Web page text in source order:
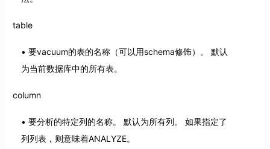
table
要vacuum的表的名称（可以用schema修饰）。 默认
为当前数据库中的所有表。
column
要分析的特定列的名称。 默认为所有列。 如果指定了
列列表，则意味着ANALYZE。